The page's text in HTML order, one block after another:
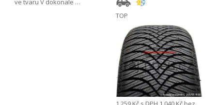
ve tvaru V dokonale …
TOP